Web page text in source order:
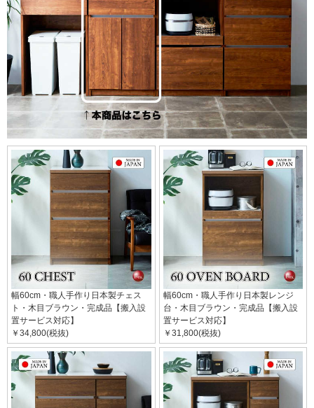
幅60cm・職人手作り日本製チェス
ト・木目ブラウン・完成品【搬入設
置サービス対応】
￥34,800(税抜)
幅60cm・職人手作り日本製レンジ
台・木目ブラウン・完成品【搬入設
置サービス対応】
￥31,800(税抜)